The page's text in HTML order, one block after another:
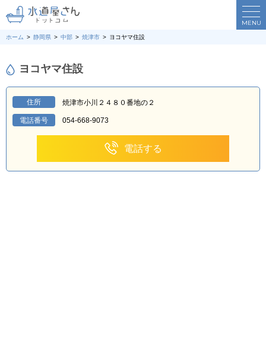
MENU
ホーム 静岡県 中部 焼津市 ヨコヤマ住設
ヨコヤマ住設
住所 焼津市小川２４８０番地の２
電話番号 054‐668‐9073
電話する